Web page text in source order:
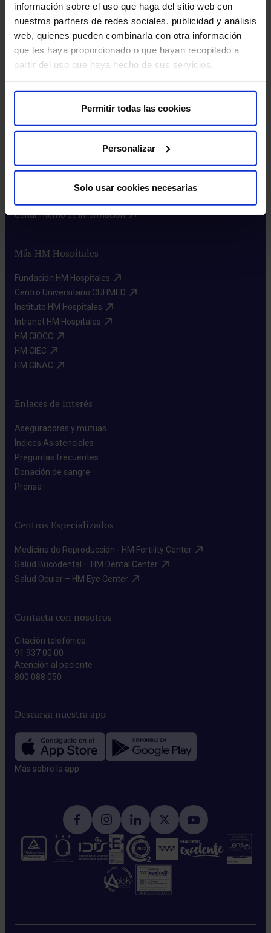
información sobre el uso que haga del sitio web con
nuestros partners de redes sociales, publicidad y análisis
web, quienes pueden combinarla con otra información
que les haya proporcionado o que hayan recopilado a
partir del uso que haya hecho de sus servicios.
Permitir todas las cookies
Personalizar
Solo usar cookies necesarias
Leer más
Trabaja con nosotros​
Rincón del accionista​
Canal interno de información​
Más HM Hospitales
Fundación HM Hospitales​
Centro Universitario CUHMED​
Instituto HM Hospitales​
Intranet HM Hospitales​
HM CIOCC​
HM CIEC​
HM CINAC​
Enlaces de interés
Aseguradoras y mutuas​
Índices Asistenciales​
Preguntas frecuentes​
Donación de sangre​
Prensa​
Centros Especializados
Medicina de Reproducción - HM Fertility Center​
Salud Bucodental – HM Dental Center​
Salud Ocular – HM Eye Center​
Contacta con nosotros
Citación telefónica
91 937 00 00
Atención al paciente
800 088 050
Descarga nuestra app
Más sobre la app​